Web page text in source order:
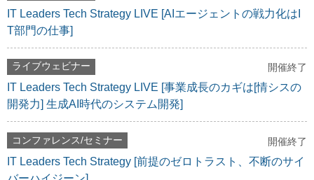
IT Leaders Tech Strategy LIVE [AIエージェントの戦力化はI
T部門の仕事]
ライブウェビナー 開催終了
IT Leaders Tech Strategy LIVE [事業成長のカギは[情シスの
開発力] 生成AI時代のシステム開発]
コンファレンス/セミナー 開催終了
IT Leaders Tech Strategy [前提のゼロトラスト、不断のサイ